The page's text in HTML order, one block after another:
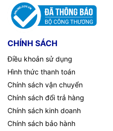
CHÍNH SÁCH
Điều khoản sử dụng
Hình thức thanh toán
Chính sách vận chuyển
Chính sách đổi trả hàng
Chính sách kinh doanh
Chính sách bảo hành